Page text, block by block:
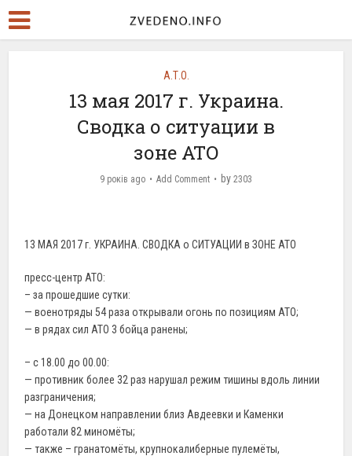
А.Т.О.
13 мая 2017 г. Украина.
Сводка о ситуации в
зоне АТО
9 років ago Add Comment by 2303
13 МАЯ 2017 г. УКРАИНА. СВОДКА о СИТУАЦИИ в ЗОНЕ АТО
пресс-центр АТО:
– за прошедшие сутки:
— военотряды 54 раза открывали огонь по позициям АТО;
— в рядах сил АТО 3 бойца ранены;
– с 18.00 до 00.00:
— противник более 32 раз нарушал режим тишины вдоль линии
разграничения;
— на Донецком направлении близ Авдеевки и Каменки
работали 82 миномёты;
— также – гранатомёты, крупнокалиберные пулемёты,